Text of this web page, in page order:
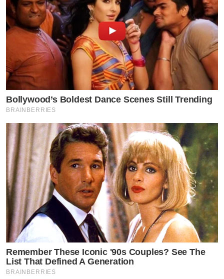
Bollywood’s Boldest Dance Scenes Still Trending
BRAINBERRIES
Remember These Iconic '90s Couples? See The
List That Defined A Generation
BRAINBERRIES